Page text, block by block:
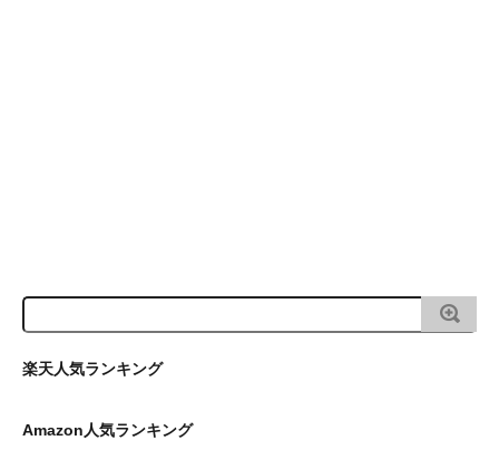
楽天人気ランキング
Amazon人気ランキング